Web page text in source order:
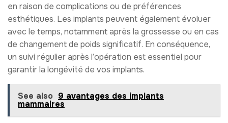
en raison de complications ou de préférences
esthétiques. Les implants peuvent également évoluer
avec le temps, notamment après la grossesse ou en cas
de changement de poids significatif. En conséquence,
un suivi régulier après l’opération est essentiel pour
garantir la longévité de vos implants.
See also 9 avantages des implants
mammaires